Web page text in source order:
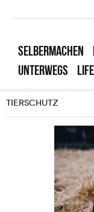
SELBERMACHEN
UNTERWEGS
TIERSCHUTZ